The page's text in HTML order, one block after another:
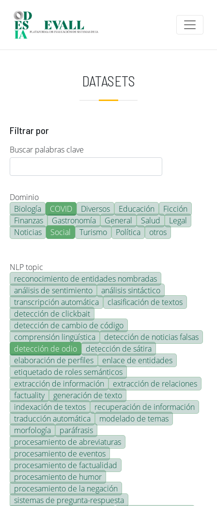
DATASETS
Filtrar por
Buscar palabras clave
Dominio
Biología
COVID Diversos Educación
Ficción
Finanzas
Gastronomía General Salud
Legal
Noticias
Social Turismo Política otros
NLP topic
reconocimiento de entidades nombradas
análisis de sentimiento
análisis sintáctico
transcripción automática
clasificación de textos
detección de clickbait
detección de cambio de código
comprensión lingüística
detección de noticias falsas
detección de odio
detección de sátira
elaboración de perfiles
enlace de entidades
etiquetado de roles semánticos
extracción de información
extracción de relaciones
factuality
generación de texto
indexación de textos
recuperación de información
traducción automática
modelado de temas
morfología
paráfrasis
procesamiento de abreviaturas
procesamiento de eventos
procesamiento de factualidad
procesamiento de humor
procesamiento de la negación
sistemas de pregunta-respuesta